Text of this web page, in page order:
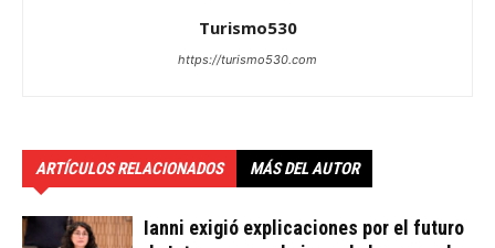
Turismo530
https://turismo530.com
ARTÍCULOS RELACIONADOS MÁS DEL AUTOR
Ianni exigió explicaciones por el futuro